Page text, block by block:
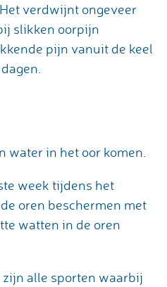
verdwijnt ongeveer
slikken oorpijn
pijn vanuit de keel
water in het oor komen.
week tijdens het
oren beschermen met
watten in de oren
zijn alle sporten waarbij